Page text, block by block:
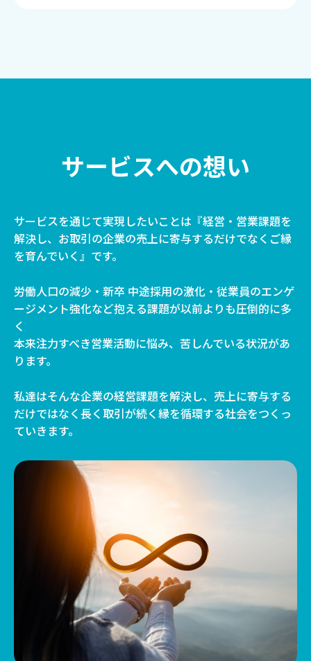
サービスへの想い
サービスを通じて実現したいことは『経営・営業課題を
解決し、お取引の企業の売上に寄与するだけでなくご縁
を育んでいく』です。
労働人口の減少・新卒 中途採用の激化・従業員のエンゲ
ージメント強化など抱える課題が以前よりも圧倒的に多
く
本来注力すべき営業活動に悩み、苦しんでいる状況があ
ります。
私達はそんな企業の経営課題を解決し、売上に寄与する
だけではなく長く取引が続く縁を循環する社会をつくっ
ていきます。